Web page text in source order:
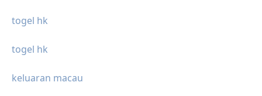
togel hk
togel hk
keluaran macau